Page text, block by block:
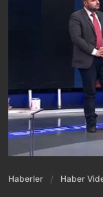
Haberler Haber